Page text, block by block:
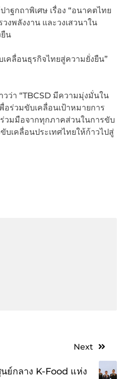
ฐกถาพิเศษ เรื่อง “อนาคตไทย
พลังงาน และวงเสวนาใน
น
คลื่อนธุรกิจไทยสู่ความยั่งยืน”
วว่า “TBCSD มีความมุ่งมั่นใน
ร่วมขับเคลื่อนเป้าหมายการ
วมมือจากทุกภาคส่วนในการขับ
เคลื่อนประเทศไทยให้ก้าวไปสู่
Next
ย์กลาง K-Food แห่ง